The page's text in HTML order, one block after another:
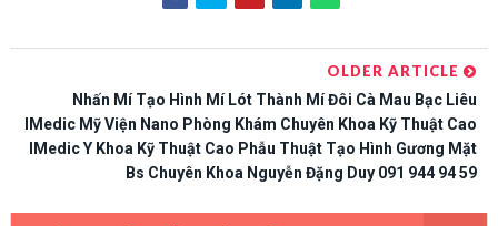
OLDER ARTICLE
Nhấn Mí Tạo Hình Mí Lót Thành Mí Đôi Cà Mau Bạc Liêu
IMedic Mỹ Viện Nano Phòng Khám Chuyên Khoa Kỹ Thuật Cao
IMedic Y Khoa Kỹ Thuật Cao Phẫu Thuật Tạo Hình Gương Mặt
Bs Chuyên Khoa Nguyễn Đặng Duy 091 944 94 59